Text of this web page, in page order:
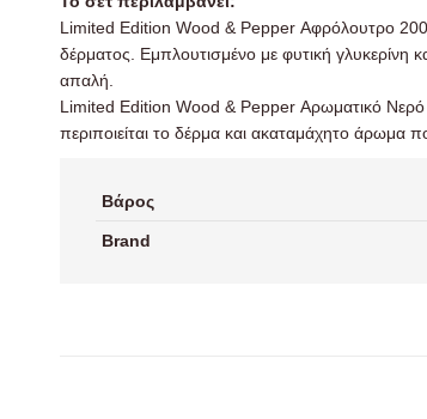
Limited Edition Wood & Pepper Αφρόλουτρο
δέρματος. Εμπλουτισμένο με φυτική γλυκερίνη
απαλή.
Limited Edition Wood & Pepper Αρωματικό Νερό
περιποιείται το δέρμα και ακαταμάχητο άρωμα
Βάρος
Brand